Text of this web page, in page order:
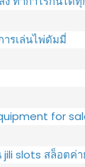
รเล่นไพ่ดัมมี่
for
jili slots สล็อตค่